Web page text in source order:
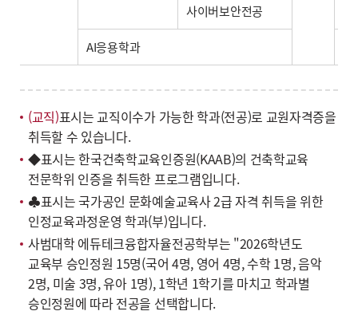
사이버보안전공
AI응용학과
(교직)표시는 교직이수가 가능한 학과(전공)로 교원자격증을
취득할 수 있습니다.
◆표시는 한국건축학교육인증원(KAAB)의 건축학교육
전문학위 인증을 취득한 프로그램입니다.
♣표시는 국가공인 문화예술교육사 2급 자격 취득을 위한
인정교육과정운영 학과(부)입니다.
사범대학 에듀테크융합자율전공학부는 "2026학년도
교육부 승인정원 15명(국어 4명, 영어 4명, 수학 1명, 음악
2명, 미술 3명, 유아 1명), 1학년 1학기를 마치고 학과별
승인정원에 따라 전공을 선택합니다.